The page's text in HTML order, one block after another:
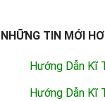
NHỮNG TIN MỚI
Hướng Dẫn Kĩ
Hướng Dẫn Kĩ